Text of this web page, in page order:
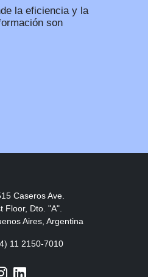
la eficiencia y la
son
Caseros Ave.
Floor, Dto. "A".
Aires, Argentina
11 2150-7010